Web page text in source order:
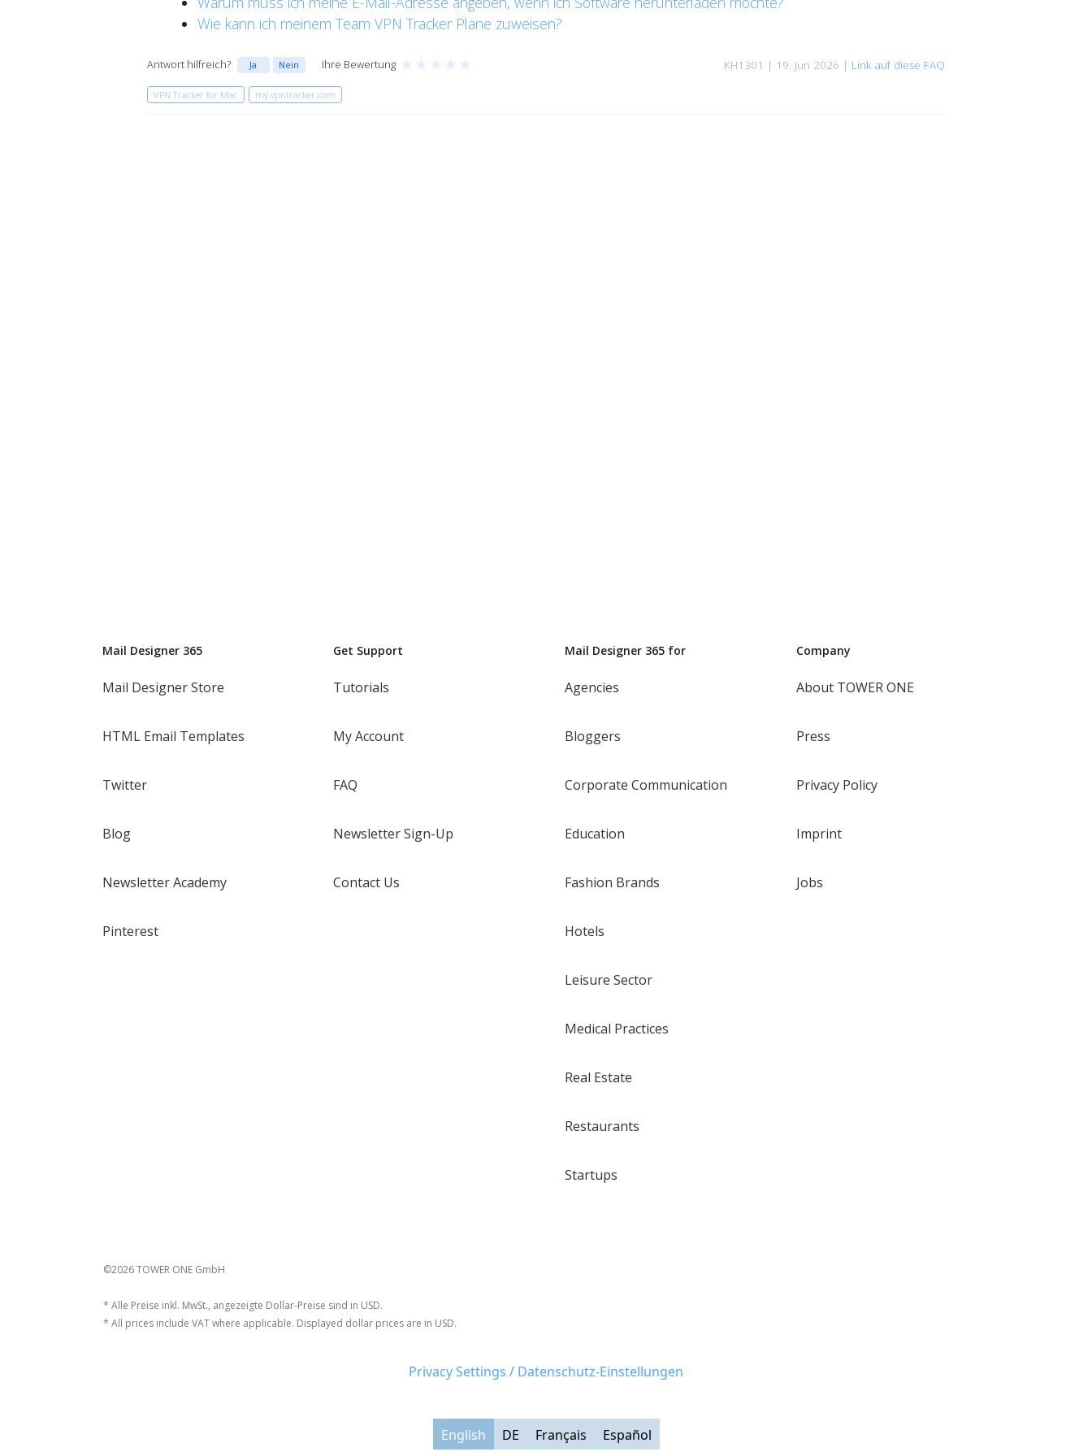
Wie kann ich meinem Team VPN Tracker Pläne zuweisen?
Antwort hilfreich? Ja Nein Ihre Bewertung ★ ★ ★ ★ ★ KH1301 | 19. Jun 2026 | Link auf diese FAQ
VPN Tracker for Mac my.vpntracker.com
Mail Designer 365
Mail Designer Store
HTML Email Templates
Twitter
Blog
Newsletter Academy
Pinterest
Get Support
Tutorials
My Account
FAQ
Newsletter Sign-Up
Contact Us
Mail Designer 365 for
Agencies
Bloggers
Corporate Communication
Education
Fashion Brands
Hotels
Leisure Sector
Medical Practices
Real Estate
Restaurants
Startups
Company
About TOWER ONE
Press
Privacy Policy
Imprint
Jobs
©2026 TOWER ONE GmbH
* Alle Preise inkl. MwSt., angezeigte Dollar-Preise sind in USD.
* All prices include VAT where applicable. Displayed dollar prices are in USD.
Privacy Settings / Datenschutz-Einstellungen
English DE Français Español